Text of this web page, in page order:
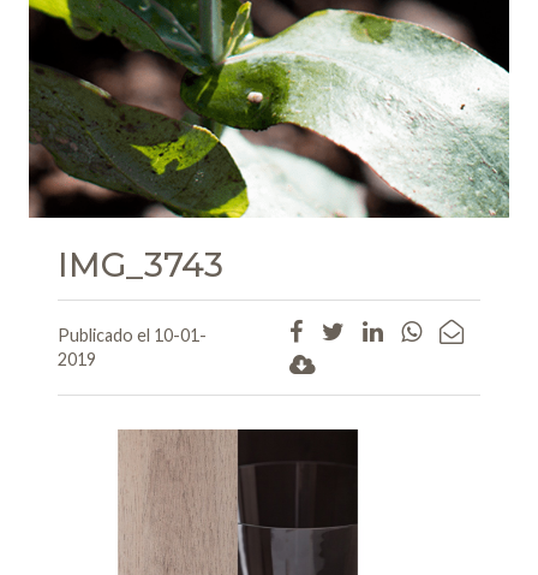
IMG_3743
Publicado el 10-01-
2019